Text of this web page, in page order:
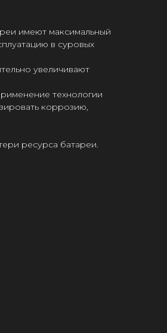
имеют максимальный
в суровых
увеличивают
технологии
коррозию,
ресурса батареи.